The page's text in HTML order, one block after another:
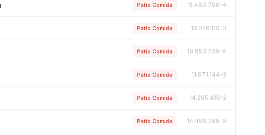
Patio Comida 9.480.796-4
Patio Comida 16.226.110-3
Patio Comida 18.853.739-K
Patio Comida 11.671.144-3
Patio Comida 14.295.419-2
Patio Comida 14.499.298-9